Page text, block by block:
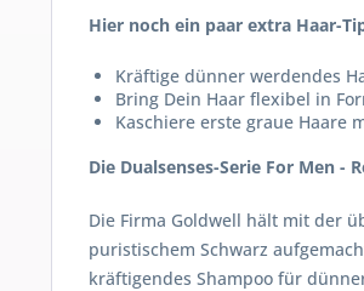
Hier noch ein paar extra Haar-
Kräftige dünner werdendes
Bring Dein Haar flexibel in
Kaschiere erste graue Haare
Die Dualsenses-Serie For Men -
Die Firma Goldwell hält mit der
puristischem Schwarz
kräftigendes Shampoo für